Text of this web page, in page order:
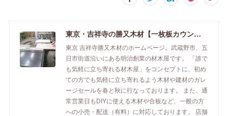
東京・吉祥寺の勝又木材【一枚板カウンター】
東京 吉祥寺勝又木材のホームページ。武蔵野市、五
日市街道沿いにある明治創業の材木屋です。 「誰で
も気軽に立ち寄れる材木屋」をコンセプトに、初め
ての方でも気軽に立ち寄れるよう木材や建材のガレ
ージセールを春と秋に行なっております。 また、通
常営業日もDIYに使える木材や合板など、一般の方
への小売・配送（有料）に対応しております。 店舗